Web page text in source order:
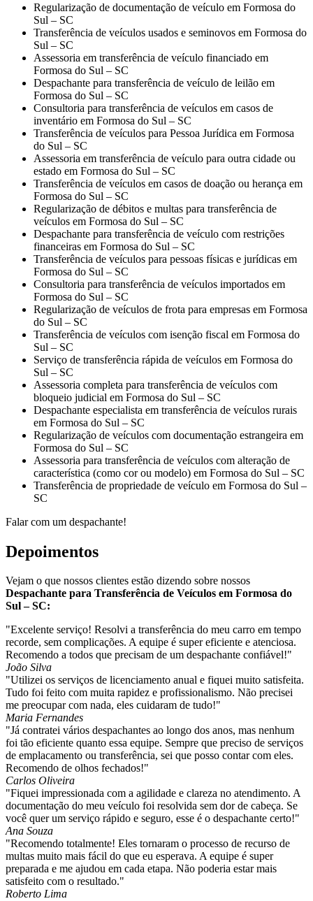
Regularização de documentação de veículo em Formosa do
Sul – SC
Transferência de veículos usados e seminovos em Formosa do
Sul – SC
Assessoria em transferência de veículo financiado em
Formosa do Sul – SC
Despachante para transferência de veículo de leilão em
Formosa do Sul – SC
Consultoria para transferência de veículos em casos de
inventário em Formosa do Sul – SC
Transferência de veículos para Pessoa Jurídica em Formosa
do Sul – SC
Assessoria em transferência de veículo para outra cidade ou
estado em Formosa do Sul – SC
Transferência de veículos em casos de doação ou herança em
Formosa do Sul – SC
Regularização de débitos e multas para transferência de
veículos em Formosa do Sul – SC
Despachante para transferência de veículo com restrições
financeiras em Formosa do Sul – SC
Transferência de veículos para pessoas físicas e jurídicas em
Formosa do Sul – SC
Consultoria para transferência de veículos importados em
Formosa do Sul – SC
Regularização de veículos de frota para empresas em Formosa
do Sul – SC
Transferência de veículos com isenção fiscal em Formosa do
Sul – SC
Serviço de transferência rápida de veículos em Formosa do
Sul – SC
Assessoria completa para transferência de veículos com
bloqueio judicial em Formosa do Sul – SC
Despachante especialista em transferência de veículos rurais
em Formosa do Sul – SC
Regularização de veículos com documentação estrangeira em
Formosa do Sul – SC
Assessoria para transferência de veículos com alteração de
característica (como cor ou modelo) em Formosa do Sul – SC
Transferência de propriedade de veículo em Formosa do Sul –
SC
Falar com um despachante!
Depoimentos
Vejam o que nossos clientes estão dizendo sobre nossos
Despachante para Transferência de Veículos em Formosa do
Sul – SC:
"Excelente serviço! Resolvi a transferência do meu carro em tempo
recorde, sem complicações. A equipe é super eficiente e atenciosa.
Recomendo a todos que precisam de um despachante confiável!"
João Silva
"Utilizei os serviços de licenciamento anual e fiquei muito satisfeita.
Tudo foi feito com muita rapidez e profissionalismo. Não precisei
me preocupar com nada, eles cuidaram de tudo!"
Maria Fernandes
"Já contratei vários despachantes ao longo dos anos, mas nenhum
foi tão eficiente quanto essa equipe. Sempre que preciso de serviços
de emplacamento ou transferência, sei que posso contar com eles.
Recomendo de olhos fechados!"
Carlos Oliveira
"Fiquei impressionada com a agilidade e clareza no atendimento. A
documentação do meu veículo foi resolvida sem dor de cabeça. Se
você quer um serviço rápido e seguro, esse é o despachante certo!"
Ana Souza
"Recomendo totalmente! Eles tornaram o processo de recurso de
multas muito mais fácil do que eu esperava. A equipe é super
preparada e me ajudou em cada etapa. Não poderia estar mais
satisfeito com o resultado."
Roberto Lima